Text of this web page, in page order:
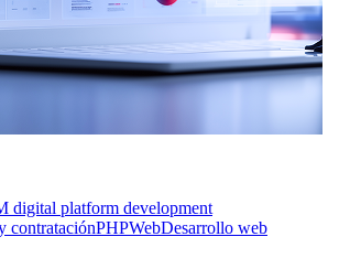
digital platform development
contrataciónPHPWebDesarrollo web